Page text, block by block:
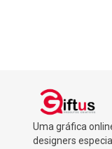
Uma gráfica
designers